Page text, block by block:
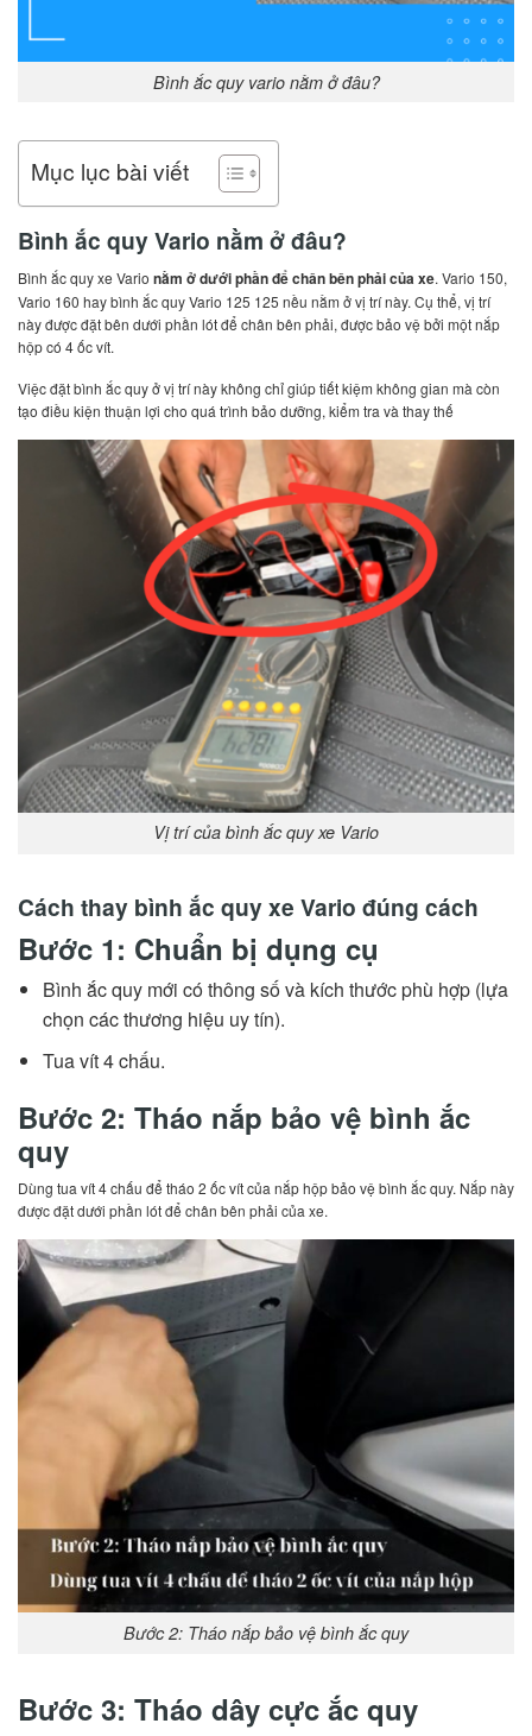
Bình ắc quy vario nằm ở đâu?
Mục lục bài viết
Bình ắc quy Vario nằm ở đâu?
Bình ắc quy xe Vario nằm ở dưới phần để chân bên phải của xe. Vario 150,
Vario 160 hay bình ắc quy Vario 125 125 nều nằm ở vị trí này. Cụ thể, vị trí
này được đặt bên dưới phần lót để chân bên phải, được bảo vệ bởi một nắp
hộp có 4 ốc vít.
Việc đặt bình ắc quy ở vị trí này không chỉ giúp tiết kiệm không gian mà còn
tạo điều kiện thuận lợi cho quá trình bảo dưỡng, kiểm tra và thay thế
Vị trí của bình ắc quy xe Vario
Cách thay bình ắc quy xe Vario đúng cách
Bước 1: Chuẩn bị dụng cụ
Bình ắc quy mới có thông số và kích thước phù hợp (lựa
chọn các thương hiệu uy tín).
Tua vít 4 chấu.
Bước 2: Tháo nắp bảo vệ bình ắc
quy
Dùng tua vít 4 chấu để tháo 2 ốc vít của nắp hộp bảo vệ bình ắc quy. Nắp này
được đặt dưới phần lót để chân bên phải của xe.
Bước 2: Tháo nắp bảo vệ bình ắc quy
Bước 3: Tháo dây cực ắc quy